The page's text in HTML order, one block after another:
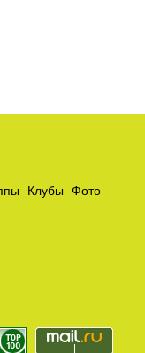
Клубы
Фото